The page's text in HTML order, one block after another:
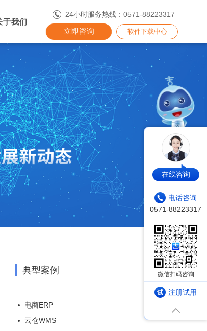
于我们
24小时服务热线：0571-88223317
立即咨询 软件下载中心
在线咨询
电话咨询
注册试用
典型案例
电商ERP
云仓WMS